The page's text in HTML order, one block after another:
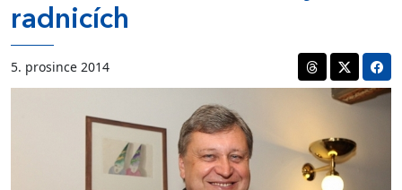
radnicích
5. prosince 2014